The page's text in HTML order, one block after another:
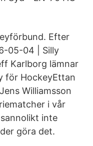
Efter
05-04 | Silly
Karlborg lämnar
för HockeyEttan
Williamsson
i vår
inte
göra det.